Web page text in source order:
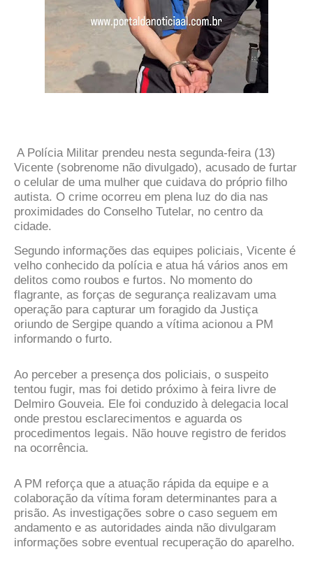
A Polícia Militar prendeu nesta segunda-feira (13)
Vicente (sobrenome não divulgado), acusado de furtar
o celular de uma mulher que cuidava do próprio filho
autista. O crime ocorreu em plena luz do dia nas
proximidades do Conselho Tutelar, no centro da
cidade.
Segundo informações das equipes policiais, Vicente é
velho conhecido da polícia e atua há vários anos em
delitos como roubos e furtos. No momento do
flagrante, as forças de segurança realizavam uma
operação para capturar um foragido da Justiça
oriundo de Sergipe quando a vítima acionou a PM
informando o furto.
Ao perceber a presença dos policiais, o suspeito
tentou fugir, mas foi detido próximo à feira livre de
Delmiro Gouveia. Ele foi conduzido à delegacia local
onde prestou esclarecimentos e aguarda os
procedimentos legais. Não houve registro de feridos
na ocorrência.
A PM reforça que a atuação rápida da equipe e a
colaboração da vítima foram determinantes para a
prisão. As investigações sobre o caso seguem em
andamento e as autoridades ainda não divulgaram
informações sobre eventual recuperação do aparelho.